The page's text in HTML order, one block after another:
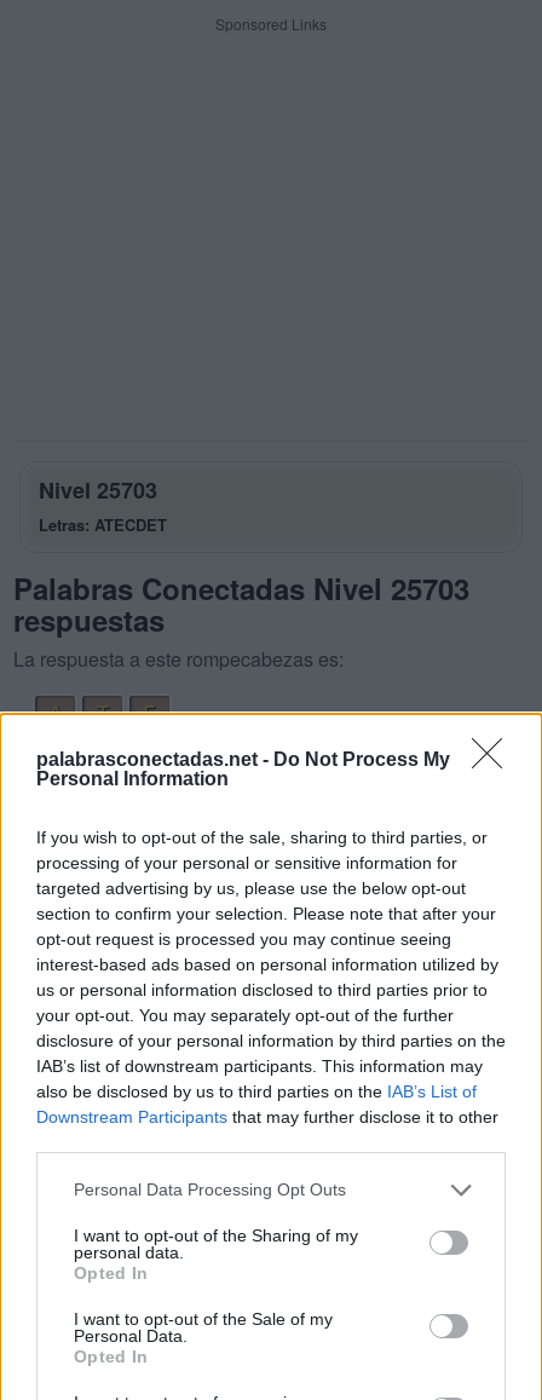
palabrasconectadas.net - Do Not Process My
Personal Information
If you wish to opt-out of the sale, sharing to third parties, or
processing of your personal or sensitive information for
targeted advertising by us, please use the below opt-out
section to confirm your selection. Please note that after your
opt-out request is processed you may continue seeing
interest-based ads based on personal information utilized by
us or personal information disclosed to third parties prior to
your opt-out. You may separately opt-out of the further
disclosure of your personal information by third parties on the
IAB’s list of downstream participants. This information may
also be disclosed by us to third parties on the IAB’s List of
Downstream Participants that may further disclose it to other
Personal Data Processing Opt Outs
I want to opt-out of the Sharing of my
personal data.
Opted In
I want to opt-out of the Sale of my
Personal Data.
Opted In
Sponsored Links
Nivel 25703
Letras: ATECDET
Palabras Conectadas Nivel 25703
respuestas
La respuesta a este rompecabezas es:
A
T
E
C
A
E
T
A
C
D
A T
E
D
E C A
E
C
A D E T
E
D
E T E C T
A
Palabras extra:
T
A T
E
C
E D
E
C
A T
E
E C
A
E T E
BUSCAR MÁS